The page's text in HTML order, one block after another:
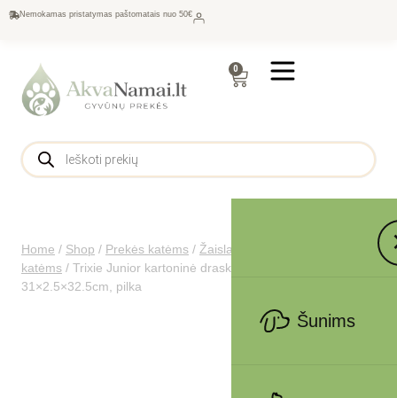
Nemokamas pristatymas paštomatais nuo 50€
0
Šunims
Home / Shop / Prekės katėms / Žaislai katėms
katėms / Trixie Junior kartoninė draskyklė su katžole,
31×2.5×32.5cm, pilka